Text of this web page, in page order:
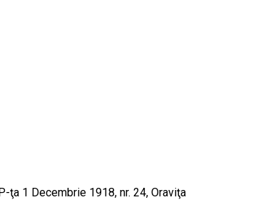
ţa 1 Decembrie 1918, nr. 24, Oraviţa